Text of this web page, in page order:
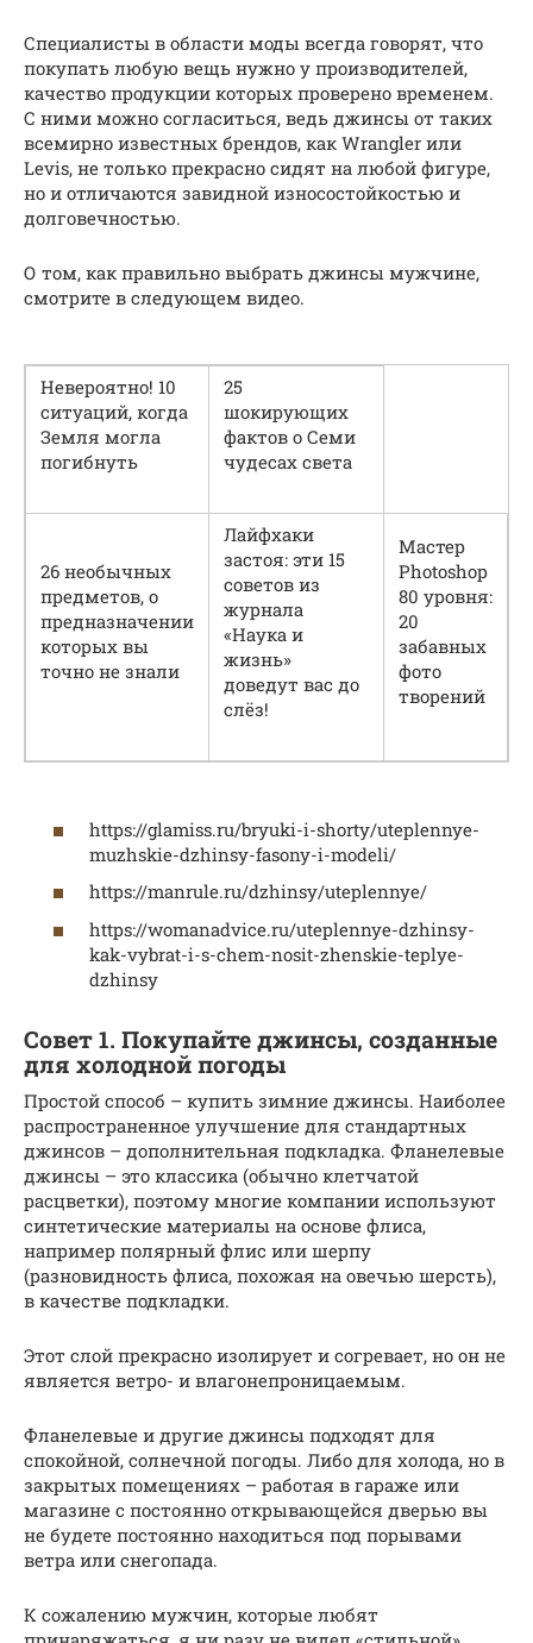
Специалисты в области моды всегда говорят, что
покупать любую вещь нужно у производителей,
качество продукции которых проверено временем.
С ними можно согласиться, ведь джинсы от таких
всемирно известных брендов, как Wrangler или
Levis, не только прекрасно сидят на любой фигуре,
но и отличаются завидной износостойкостью и
долговечностью.
О том, как правильно выбрать джинсы мужчине,
смотрите в следующем видео.
Невероятно! 10
ситуаций, когда
Земля могла
погибнуть
25
шокирующих
фактов о Семи
чудесах света
26 необычных
предметов, о
предназначении
которых вы
точно не знали
Лайфхаки
застоя: эти 15
советов из
журнала
«Наука и
жизнь»
доведут вас до
слёз!
Мастер
Photoshop
80 уровня:
20
забавных
фото
творений
https://glamiss.ru/bryuki-i-shorty/uteplennye-
muzhskie-dzhinsy-fasony-i-modeli/
https://manrule.ru/dzhinsy/uteplennye/
https://womanadvice.ru/uteplennye-dzhinsy-
kak-vybrat-i-s-chem-nosit-zhenskie-teplye-
dzhinsy
Совет 1. Покупайте джинсы, созданные
для холодной погоды
Простой способ – купить зимние джинсы. Наиболее
распространенное улучшение для стандартных
джинсов – дополнительная подкладка. Фланелевые
джинсы – это классика (обычно клетчатой
расцветки), поэтому многие компании используют
синтетические материалы на основе флиса,
например полярный флис или шерпу
(разновидность флиса, похожая на овечью шерсть),
в качестве подкладки.
Этот слой прекрасно изолирует и согревает, но он не
является ветро- и влагонепроницаемым.
Фланелевые и другие джинсы подходят для
спокойной, солнечной погоды. Либо для холода, но в
закрытых помещениях – работая в гараже или
магазине с постоянно открывающейся дверью вы
не будете постоянно находиться под порывами
ветра или снегопада.
К сожалению мужчин, которые любят